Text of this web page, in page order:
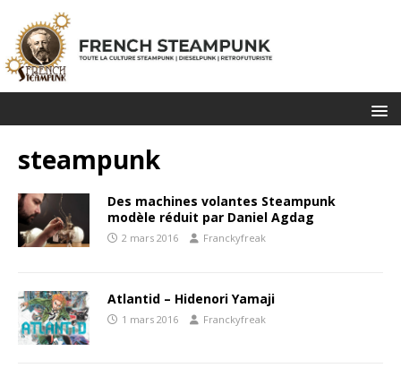
steampunk
Des machines volantes Steampunk
modèle réduit par Daniel Agdag
2 mars 2016 Franckyfreak
Atlantid – Hidenori Yamaji
1 mars 2016 Franckyfreak